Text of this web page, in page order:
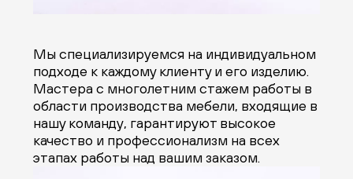
Мы специализируемся на индивидуальном
подходе к каждому клиенту и его изделию.
Мастера с многолетним стажем работы в
области производства мебели, входящие в
нашу команду, гарантируют высокое
качество и профессионализм на всех
этапах работы над вашим заказом.